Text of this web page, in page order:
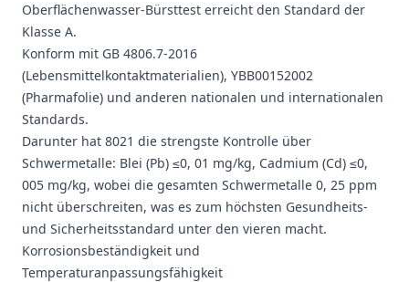
Oberflächenwasser-Bürsttest erreicht den Standard der
Klasse A.
Konform mit GB 4806.7-2016
(Lebensmittelkontaktmaterialien), YBB00152002
(Pharmafolie) und anderen nationalen und internationalen
Standards.
Darunter hat 8021 die strengste Kontrolle über
Schwermetalle: Blei (Pb) ≤0, 01 mg/kg, Cadmium (Cd) ≤0,
005 mg/kg, wobei die gesamten Schwermetalle 0, 25 ppm
nicht überschreiten, was es zum höchsten Gesundheits-
und Sicherheitsstandard unter den vieren macht.
Korrosionsbeständigkeit und
Temperaturanpassungsfähigkeit